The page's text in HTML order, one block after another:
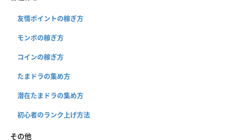
友情ポイントの稼ぎ方
モンポの稼ぎ方
コインの稼ぎ方
たまドラの集め方
潜在たまドラの集め方
初心者のランク上げ方法
その他